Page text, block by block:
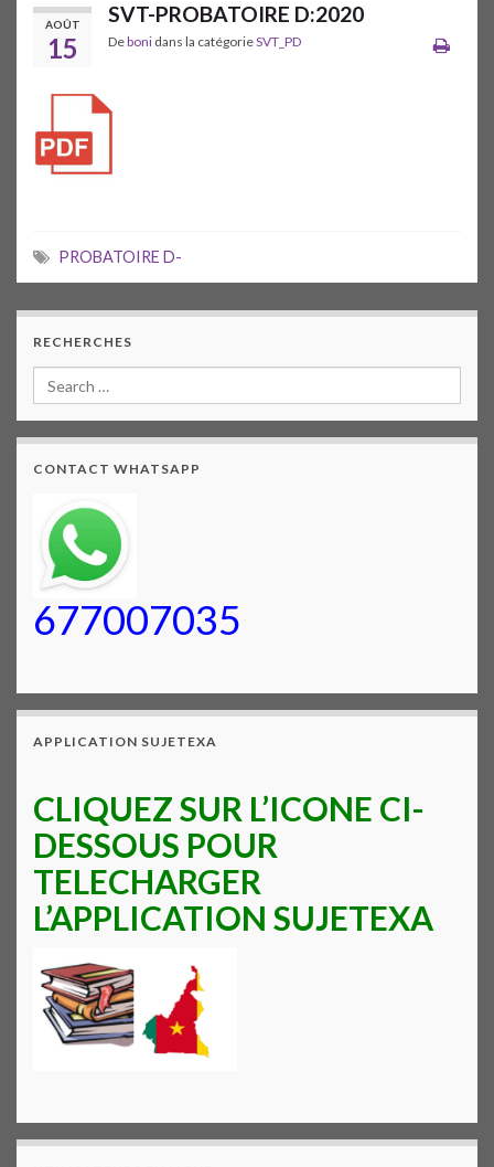
AOÛT
15
SVT-PROBATOIRE D:2020
Deboni dans la catégorieSVT_PD
PROBATOIRE D-
RECHERCHES
CONTACT WHATSAPP
677007035
APPLICATION SUJETEXA
CLIQUEZ SUR L’ICONE CI-
DESSOUS POUR
TELECHARGER
L’APPLICATION SUJETEXA